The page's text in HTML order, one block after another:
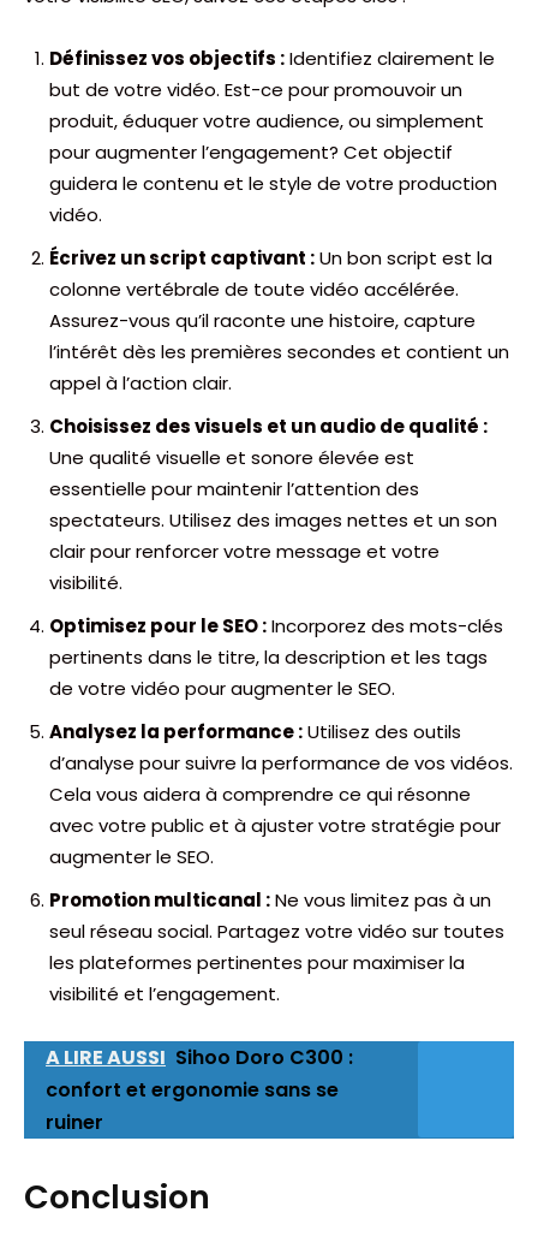
Définissez vos objectifs :Identifiez clairement le
but de votre vidéo. Est-ce pour promouvoir un
produit, éduquer votre audience, ou simplement
pour augmenter l’engagement? Cet objectif
guidera le contenu et le style de votre production
vidéo.
Écrivez un script captivant :Un bon script est la
colonne vertébrale de toute vidéo accélérée.
Assurez-vous qu’il raconte une histoire, capture
l’intérêt dès les premières secondes et contient un
appel à l’action clair.
Choisissez des visuels et un audio de qualité :
Une qualité visuelle et sonore élevée est
essentielle pour maintenir l’attention des
spectateurs. Utilisez des images nettes et un son
clair pour renforcer votre message et votre
visibilité.
Optimisez pour le SEO :Incorporez des mots-clés
pertinents dans le titre, la description et les tags
de votre vidéo pour augmenter le SEO.
Analysez la performance :Utilisez des outils
d’analyse pour suivre la performance de vos vidéos.
Cela vous aidera à comprendre ce qui résonne
avec votre public et à ajuster votre stratégie pour
augmenter le SEO.
Promotion multicanal :Ne vous limitez pas à un
seul réseau social. Partagez votre vidéo sur toutes
les plateformes pertinentes pour maximiser la
visibilité et l’engagement.
A LIRE AUSSI Sihoo Doro C300 :
confort et ergonomie sans se
ruiner
Conclusion